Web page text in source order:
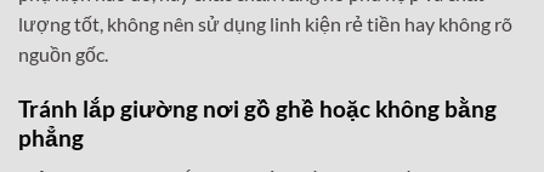
lượng tốt, không nên sử dụng linh kiện rẻ tiền hay không rõ
nguồn gốc.
Tránh lắp giường nơi gồ ghề hoặc không bằng
phẳng